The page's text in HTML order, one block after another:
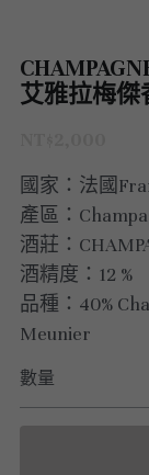
白
紅
智
紅
德
德
西班牙
西
紅酒
義大利
義
氣
紅
香
香
法國
法
紅
勃艮第
勃
勃
波爾多
波
波
艾雅拉梅傑
國家：法國
產區：
酒莊：
酒精度：12 %
品種：40%
Meunier
數量
義大利｜
義大利｜日
西班牙｜日
西班牙｜收
德國｜精選